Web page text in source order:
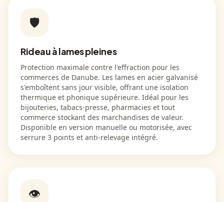
🛡️
Rideau à lames pleines
Protection maximale contre l'effraction pour les
commerces de Danube. Les lames en acier galvanisé
s'emboîtent sans jour visible, offrant une isolation
thermique et phonique supérieure. Idéal pour les
bijouteries, tabacs-presse, pharmacies et tout
commerce stockant des marchandises de valeur.
Disponible en version manuelle ou motorisée, avec
serrure 3 points et anti-relevage intégré.
👁️